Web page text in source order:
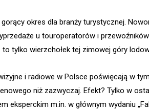
okres dla branży turystycznej.
u touroperatorów i
tylko wierzchołek tej zimowej góry
i radiowe w Polsce poświęcają w
niż zazwyczaj. Efekt? Tylko w
eksperckim m.in. w głównym wydaniu